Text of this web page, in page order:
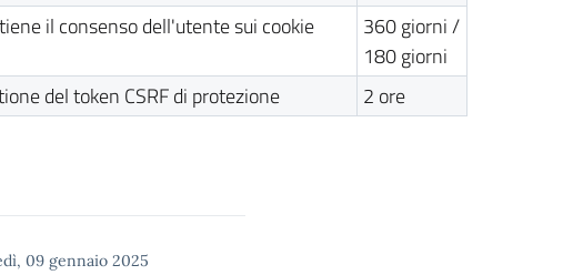
il consenso dell'utente sui cookie
360 giorni /
180 giorni
del token CSRF di protezione 2 ore
09 gennaio 2025